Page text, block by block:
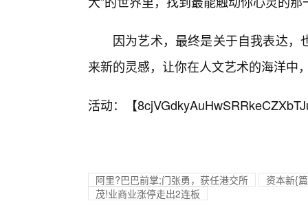
因为艺术，最终是关于自我表达
来新的灵感，让你在人文艺术的海洋中
活动：【
阿里?巴巴前掌;门张勇，获任港交所
资本新{
茂!业商业涨停走出2连板